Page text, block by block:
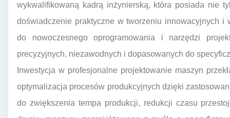
wykwalifikowaną kadrą inżynierską, która posiada nie
doświadczenie praktyczne w tworzeniu innowacyjnych i
do nowoczesnego oprogramowania i narzędzi
precyzyjnych, niezawodnych i dopasowanych do
Inwestycja w profesjonalne projektowanie maszyn
optymalizacja procesów produkcyjnych dzięki
do zwiększenia tempa produkcji, redukcji czasu